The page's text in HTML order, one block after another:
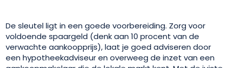
De sleutel ligt in een goede voorbereiding. Zorg voor
voldoende spaargeld (denk aan 10 procent van de
verwachte aankoopprijs), laat je goed adviseren door
een hypotheekadviseur en overweeg de inzet van een